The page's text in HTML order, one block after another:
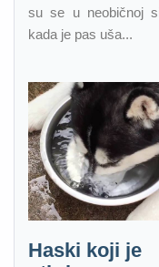
su se u neobičnoj
kada je pas uša...
Haski koji je